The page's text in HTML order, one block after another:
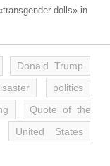
dolls» in
Donald Trump
politics
Quote of the
United States